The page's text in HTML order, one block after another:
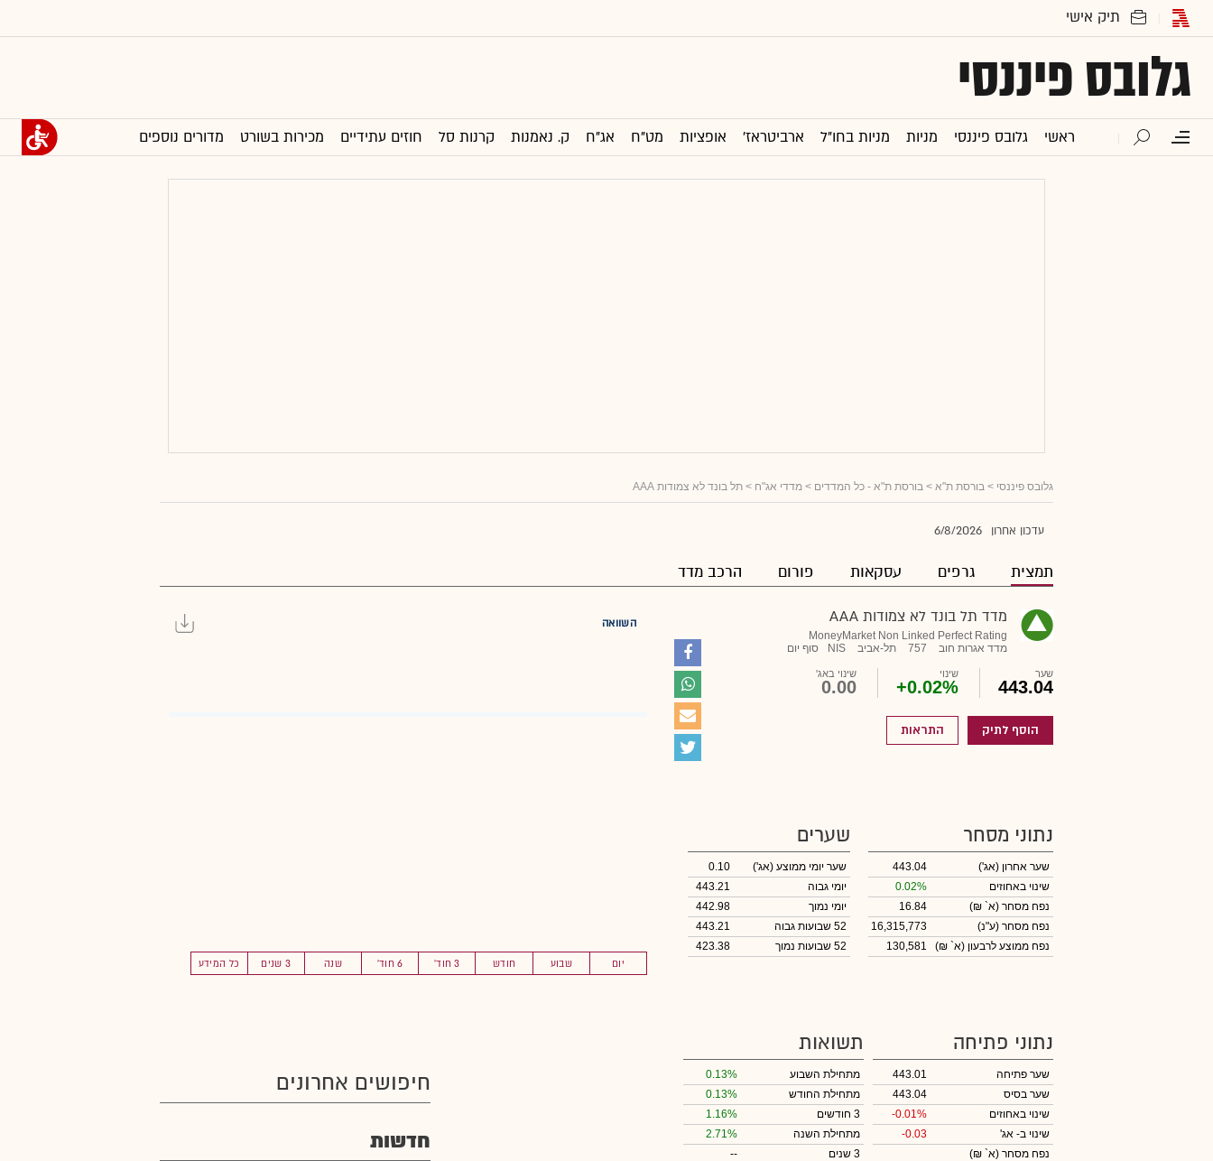
גלובס פיננסי
ראשי גלובס פיננסי מניות מניות בחו"ל ארביטראז' אופציות מט"ח אג"ח ק. נאמנות קרנות סל חוזים עתידיים מכירות בשורט מדורים נוספים
גלובס פיננסי > בורסת ת"א > בורסת ת"א - כל המדדים > מדדי אג"ח > תל בונד לא צמודות AAA
עדכון אחרון 6/8/2026
תמצית גרפים עסקאות פורום הרכב מדד
מדד תל בונד לא צמודות AAA
MoneyMarket Non Linked Perfect Rating
מדד אגרות חוב
757 תל-אביב NIS סוף יום
שער
443.04
שינוי
+0.02%
שינוי באג'
0.00
הוסף לתיק התראות
השוואה
יום שבוע חודש 3 חוד' 6 חוד' שנה 3 שנים כל המידע
נתוני מסחר
שער אחרון (אג')
443.04
שינוי באחוזים
0.02%
נפח מסחר (א` ₪)
16.84
נפח מסחר (ע"נ)
16,315,773
נפח ממוצע לרבעון (א` ₪)
130,581
שערים
שער יומי ממוצע (אג')
0.10
יומי גבוה
443.21
יומי נמוך
442.98
52 שבועות גבוה
443.21
52 שבועות נמוך
423.38
נתוני פתיחה
שער פתיחה
443.01
שער בסיס
443.04
שינוי באחוזים
-0.01%
שינוי ב- אג'
-0.03
נפח מסחר (א` ₪)
תשואות
מתחילת השבוע
0.13%
מתחילת החודש
0.13%
3 חודשים
1.16%
מתחילת השנה
2.71%
3 שנים
--
חיפושים אחרונים
חדשות